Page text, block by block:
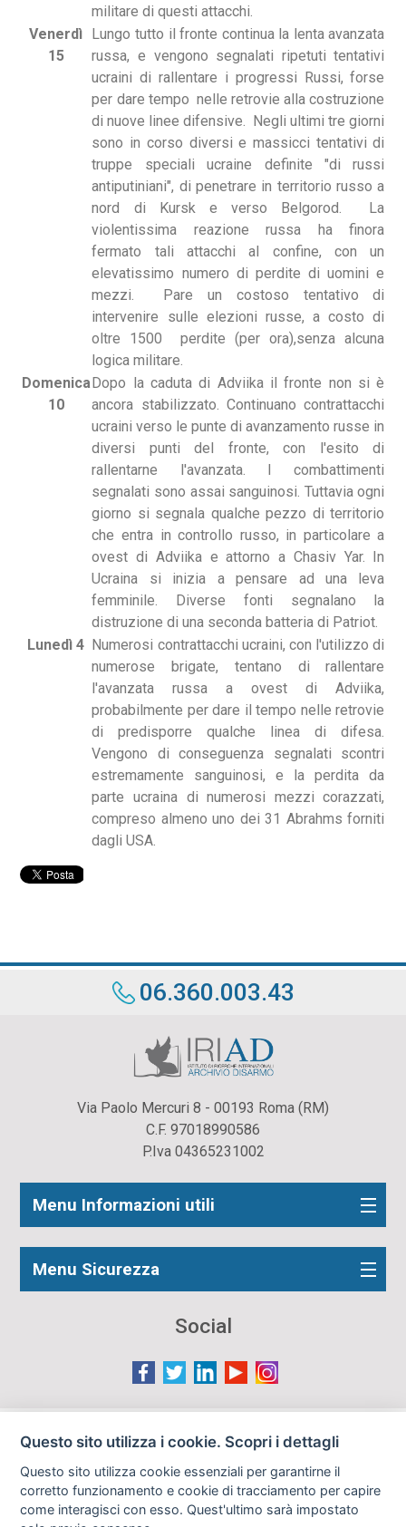
militare di questi attacchi.
Venerdì
15
Lungo tutto il fronte continua la lenta avanzata
russa, e vengono segnalati ripetuti tentativi
ucraini di rallentare i progressi Russi, forse
per dare tempo nelle retrovie alla costruzione
di nuove linee difensive. Negli ultimi tre giorni
sono in corso diversi e massicci tentativi di
truppe speciali ucraine definite "di russi
antiputiniani", di penetrare in territorio russo a
nord di Kursk e verso Belgorod. La
violentissima reazione russa ha finora
fermato tali attacchi al confine, con un
elevatissimo numero di perdite di uomini e
mezzi. Pare un costoso tentativo di
intervenire sulle elezioni russe, a costo di
oltre 1500 perdite (per ora),senza alcuna
logica militare.
Domenica
10
Dopo la caduta di Adviika il fronte non si è
ancora stabilizzato. Continuano contrattacchi
ucraini verso le punte di avanzamento russe in
diversi punti del fronte, con l'esito di
rallentarne l'avanzata. I combattimenti
segnalati sono assai sanguinosi. Tuttavia ogni
giorno si segnala qualche pezzo di territorio
che entra in controllo russo, in particolare a
ovest di Adviika e attorno a Chasiv Yar. In
Ucraina si inizia a pensare ad una leva
femminile. Diverse fonti segnalano la
distruzione di una seconda batteria di Patriot.
Lunedì 4 Numerosi contrattacchi ucraini, con l'utilizzo di
numerose brigate, tentano di rallentare
l'avanzata russa a ovest di Adviika,
probabilmente per dare il tempo nelle retrovie
di predisporre qualche linea di difesa.
Vengono di conseguenza segnalati scontri
estremamente sanguinosi, e la perdita da
parte ucraina di numerosi mezzi corazzati,
compreso almeno uno dei 31 Abrahms forniti
dagli USA.
06.360.003.43
Via Paolo Mercuri 8 - 00193 Roma (RM)
C.F. 97018990586
P.Iva 04365231002
Menu Informazioni utili
Menu Sicurezza
Social
Le immagini presenti nel sito sono in parte reperite da
gli autori o i soggetti ritratti fossero contrari al loro utilizzo
in questa sede, l'Istituto, ove opportuno, provvederà a
Questo sito utilizza i cookie. Scopri i dettagli
Questo sito utilizza cookie essenziali per garantirne il
corretto funzionamento e cookie di tracciamento per capire
come interagisci con esso. Quest'ultimo sarà impostato